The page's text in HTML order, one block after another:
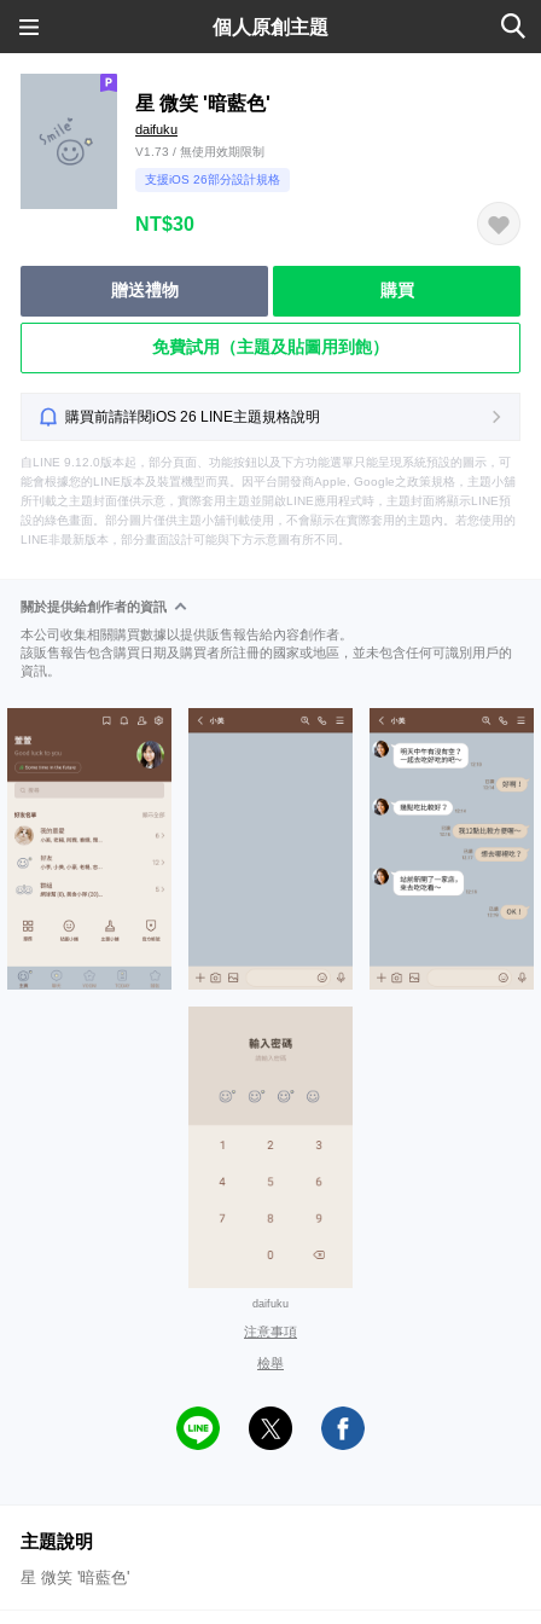
個人原創主題
星 微笑 '暗藍色'
daifuku
V1.73 / 無使用效期限制
支援iOS 26部分設計規格
NT$30
贈送禮物 購買
免費試用（主題及貼圖用到飽）
購買前請詳閱iOS 26 LINE主題規格說明
自LINE 9.12.0版本起，部分頁面、功能按鈕以及下方功能選單只能呈現系統預設的圖示，可
能會根據您的LINE版本及裝置機型而異。因平台開發商Apple, Google之政策規格，主題小舖
所刊載之主題封面僅供示意，實際套用主題並開啟LINE應用程式時，主題封面將顯示LINE預
設的綠色畫面。部分圖片僅供主題小舖刊載使用，不會顯示在實際套用的主題內。若您使用的
LINE非最新版本，部分畫面設計可能與下方示意圖有所不同。
關於提供給創作者的資訊
本公司收集相關購買數據以提供販售報告給內容創作者。
該販售報告包含購買日期及購買者所註冊的國家或地區，並未包含任何可識別用戶的
資訊。
daifuku
注意事項
檢舉
主題說明
星 微笑 '暗藍色'